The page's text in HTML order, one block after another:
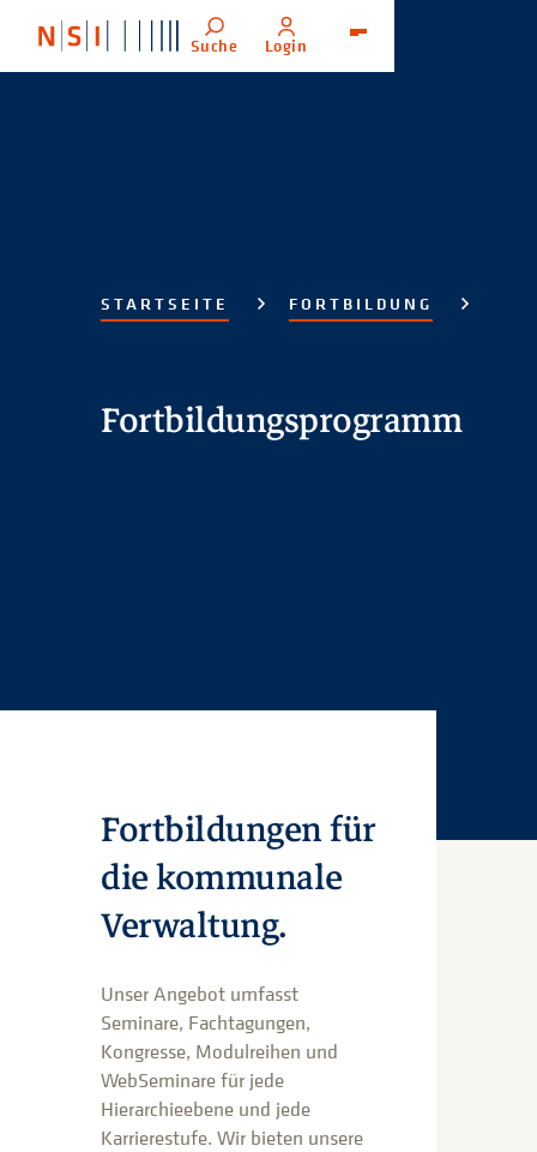
Suche Login
STARTSEITE FORTBILDUNG
Fortbildungsprogramm
Fortbildungen für
die kommunale
Verwaltung.
Unser Angebot umfasst
Seminare, Fachtagungen,
Kongresse, Modulreihen und
WebSeminare für jede
Hierarchieebene und jede
Karrierestufe. Wir bieten unsere